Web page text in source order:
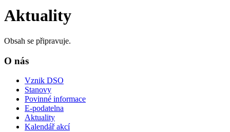
Aktuality
Obsah se připravuje.
O nás
Vznik DSO
Stanovy
Povinné informace
E-podatelna
Aktuality
Kalendář akcí